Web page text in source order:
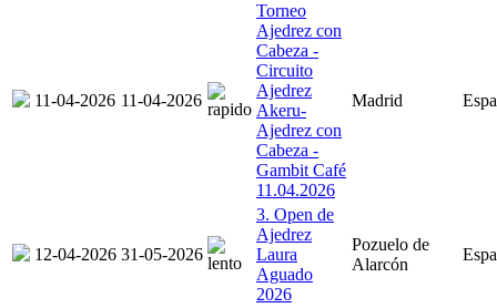
11-04-2026 11-04-2026
Torneo
Ajedrez con
Cabeza -
Circuito
Ajedrez
Akeru-
Ajedrez con
Cabeza -
Gambit Café
11.04.2026
Madrid
12-04-2026 31-05-2026
3. Open de
Ajedrez
Laura
Aguado
2026
Pozuelo de
Alarcón